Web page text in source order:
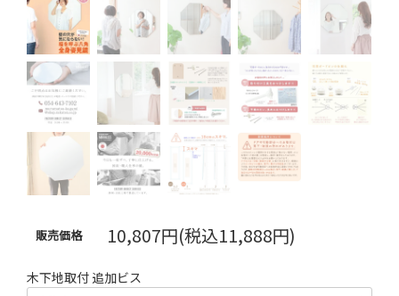
販売価格 10,807円(税込11,888円)
木下地取付 追加ビス